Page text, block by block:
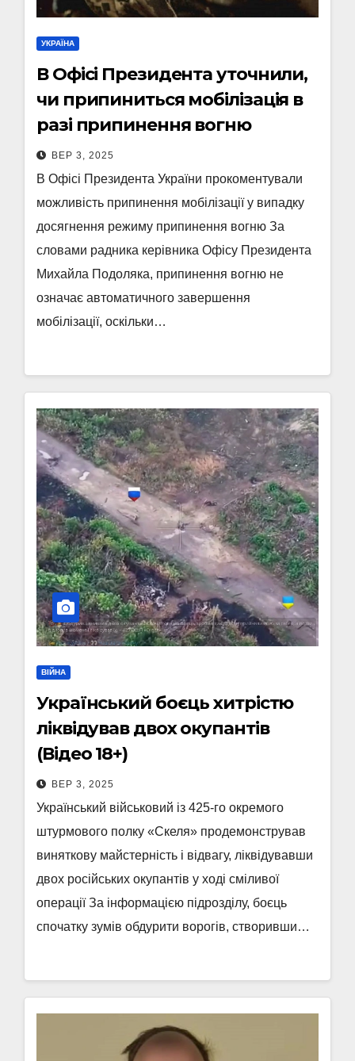
УКРАЇНА
В Офісі Президента уточнили,
чи припиниться мобілізація в
разі припинення вогню
ВЕР 3, 2025
В Офісі Президента України прокоментували
можливість припинення мобілізації у випадку
досягнення режиму припинення вогню За
словами радника керівника Офісу Президента
Михайла Подоляка, припинення вогню не
означає автоматичного завершення
мобілізації, оскільки…
ВІЙНА
Український боєць хитрістю
ліквідував двох окупантів
(Відео 18+)
ВЕР 3, 2025
Український військовий із 425-го окремого
штурмового полку «Скеля» продемонстрував
виняткову майстерність і відвагу, ліквідувавши
двох російських окупантів у ході сміливої
операції За інформацією підрозділу, боєць
спочатку зумів обдурити ворогів, створивши…